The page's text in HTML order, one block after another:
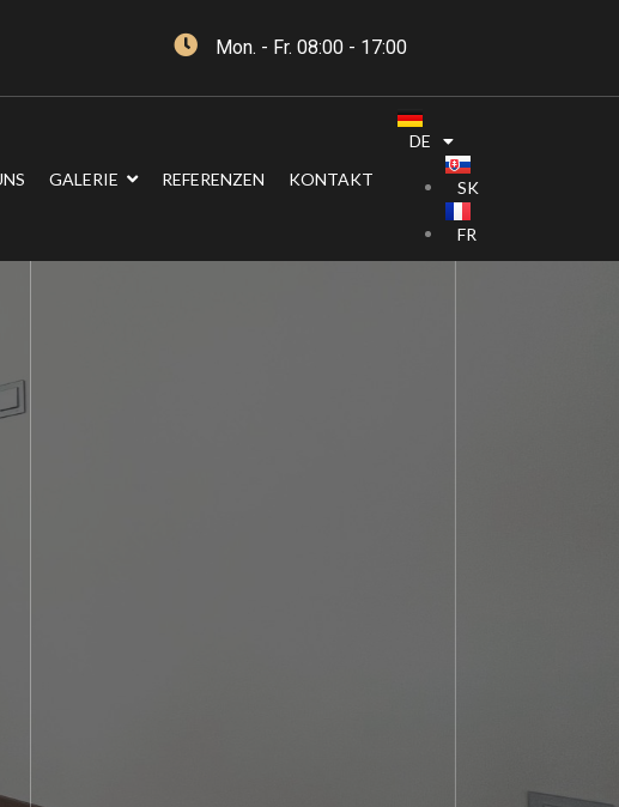
Mon. - Fr. 08:00 - 17:00
GALERIE REFERENZEN KONTAKT
DE
SK
FR